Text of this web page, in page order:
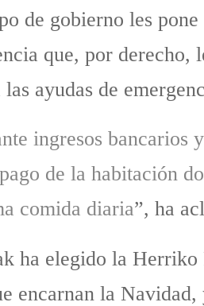
de gobierno les pone
que, por derecho,
ayudas de
ingresos bancarios
de la habitación
comida diaria”, ha
ha elegido la
encarnan la Navidad,